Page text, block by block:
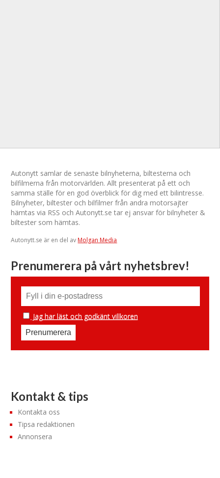
Autonytt samlar de senaste bilnyheterna, biltesterna och
bilfilmerna från motorvärlden. Allt presenterat på ett och
samma ställe för en god överblick för dig med ett bilintresse.
Bilnyheter, biltester och bilfilmer från andra motorsajter
hämtas via RSS och Autonytt.se tar ej ansvar för bilnyheter &
biltester som hämtas.
Autonytt.se är en del avMolgan Media
Prenumerera på vårt nyhetsbrev!
Jag har läst och godkänt villkoren
Kontakt & tips
Kontakta oss
Tipsa redaktionen
Annonsera